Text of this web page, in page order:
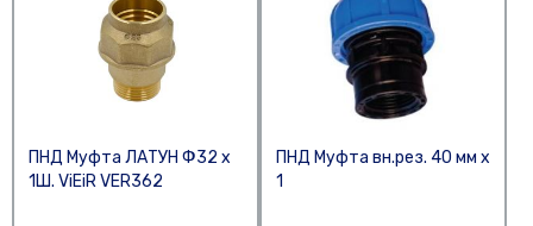
ПНД Муфта ЛАТУН Ф32 х
1Ш. ViEiR VER362
ПНД Муфта вн.рез. 40 мм х
1